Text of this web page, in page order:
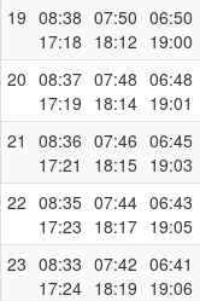
19 08:38
17:18
07:50
18:12
06:50
19:00
20 08:37
17:19
07:48
18:14
06:48
19:01
21
08:36
17:21
07:46
18:15
06:45
19:03
22 08:35
17:23
07:44
18:17
06:43
19:05
23 08:33
17:24
07:42
18:19
06:41
19:06